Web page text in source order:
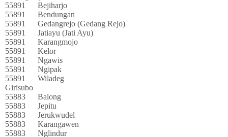
55891
Bejiharjo
55891
Bendungan
55891
Gedangrejo (Gedang Rejo)
55891
Jatiayu (Jati Ayu)
55891
Karangmojo
55891
Kelor
55891
Ngawis
55891
Ngipak
55891
Wiladeg
Girisubo
55883
Balong
55883
Jepitu
55883
Jerukwudel
55883
Karangawen
55883
Nglindur